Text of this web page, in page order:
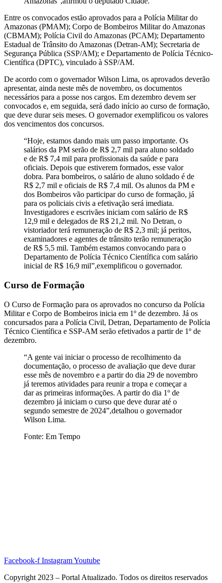
Entre os convocados estão aprovados para a Polícia Militar do
Amazonas (PMAM); Corpo de Bombeiros Militar do Amazonas
(CBMAM); Polícia Civil do Amazonas (PCAM); Departamento
Estadual de Trânsito do Amazonas (Detran-AM); Secretaria de
Segurança Pública (SSP/AM); e Departamento de Polícia Técnico-
Científica (DPTC), vinculado à SSP/AM.
De acordo com o governador Wilson Lima, os aprovados deverão
apresentar, ainda neste mês de novembro, os documentos
necessários para a posse nos cargos. Em dezembro devem ser
convocados e, em seguida, será dado início ao curso de formação,
que deve durar seis meses. O governador exemplificou os valores
dos vencimentos dos concursos.
“Hoje, estamos dando mais um passo importante. Os
salários da PM serão de R$ 2,7 mil para aluno soldado
e de R$ 7,4 mil para profissionais da saúde e para
oficiais. Depois que estiverem formados, esse valor
dobra. Para bombeiros, o salário de aluno soldado é de
R$ 2,7 mil e oficiais de R$ 7,4 mil. Os alunos da PM e
dos Bombeiros vão participar do curso de formação, já
para os policiais civis a efetivação será imediata.
Investigadores e escrivães iniciam com salário de R$
12,9 mil e delegados de R$ 21,2 mil. No Detran, o
vistoriador terá remuneração de R$ 2,3 mil; já peritos,
examinadores e agentes de trânsito terão remuneração
de R$ 5,5 mil. Também estamos convocando para o
Departamento de Polícia Técnico Científica com salário
inicial de R$ 16,9 mil”,exemplificou o governador.
Curso de Formação
O Curso de Formação para os aprovados no concurso da Polícia
Militar e Corpo de Bombeiros inicia em 1º de dezembro. Já os
concursados para a Polícia Civil, Detran, Departamento de Polícia
Técnico Científica e SSP-AM serão efetivados a partir de 1º de
dezembro.
“A gente vai iniciar o processo de recolhimento da
documentação, o processo de avaliação que deve durar
esse mês de novembro e a partir do dia 29 de novembro
já teremos atividades para reunir a tropa e começar a
dar as primeiras informações. A partir do dia 1º de
dezembro já iniciam o curso que deve durar até o
segundo semestre de 2024”,detalhou o governador
Wilson Lima.
Fonte: Em Tempo
Facebook-f InstagramYoutube
Copyright 2023 – Portal Atualizado. Todos os direitos reservados